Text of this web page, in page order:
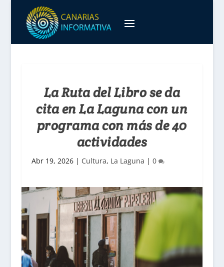
La Ruta del Libro se da
cita en La Laguna con un
programa con más de 40
actividades
Abr 19, 2026| Cultura, La Laguna | 0